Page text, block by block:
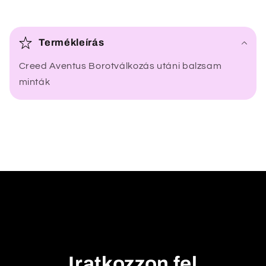
s
c
h
Termékleírás
Creed Aventus Borotválkozás utáni balzsam
minták